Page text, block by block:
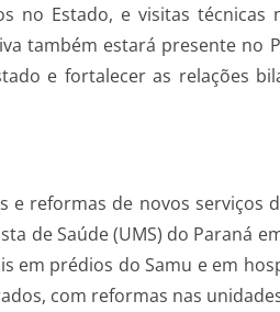
no Estado, e visitas técnicas
também estará presente no
e fortalecer as relações
e reformas de novos serviços
de Saúde (UMS) do Paraná
em prédios do Samu e em
com reformas nas